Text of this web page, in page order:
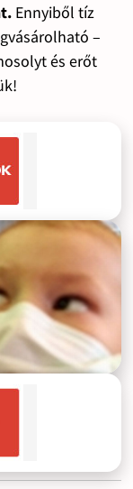
Ennyiből tíz
–
és erőt